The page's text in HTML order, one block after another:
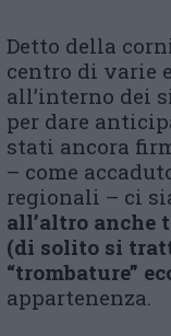
Detto della
centro di varie
all’interno dei
per dare
stati ancora
– come
regionali – ci
all’altro anche
(di solito si
“trombature”
appartenenza.